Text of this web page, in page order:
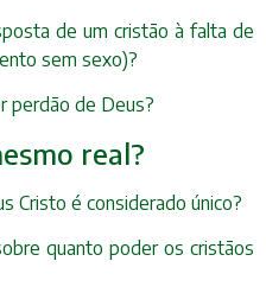
de um cristão à falta de
sem sexo)?
perdão de Deus?
real?
Cristo é considerado único?
quanto poder os cristãos